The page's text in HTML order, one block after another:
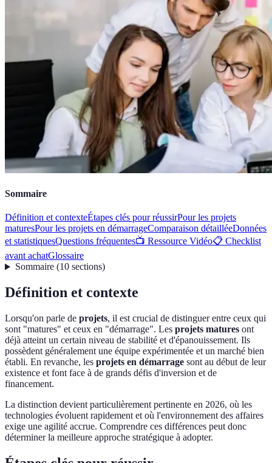
Sommaire
Définition et contexteÉtapes clés pour réussirPour les projets
maturesPour les projets en démarrageComparaison détailléeDonnées
et statistiquesQuestions fréquentes📺 Ressource Vidéo📋 Checklist
avant achatGlossaire
Sommaire(10 sections)
Définition et contexte
Lorsqu'on parle de projets, il est crucial de distinguer entre ceux qui
sont "matures" et ceux en "démarrage". Les projets matures ont
déjà atteint un certain niveau de stabilité et d'épanouissement. Ils
possèdent généralement une équipe expérimentée et un marché bien
établi. En revanche, les projets en démarrage sont au début de leur
existence et font face à de grands défis d'inversion et de
financement.
La distinction devient particulièrement pertinente en 2026, où les
technologies évoluent rapidement et où l'environnement des affaires
exige une agilité accrue. Comprendre ces différences peut donc
déterminer la meilleure approche stratégique à adopter.